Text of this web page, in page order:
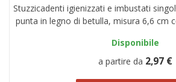
Stuzzicadenti igienizzati e imbustati
punta in legno di betulla, misura 6,6 cm
Disponibile
a partire da 2,97 €